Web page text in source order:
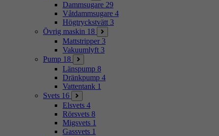
Dammsugare 29
Våtdammsugare 4
Högtryckstvätt 3
Övrig maskin 18
Mattstripper 3
Vakuumlyft 3
Pump 18
Länspump 8
Dränkpump 4
Vattentank 1
Svets 16
Elsvets 4
Rörsvets 8
Migsvets 1
Gassvets 1